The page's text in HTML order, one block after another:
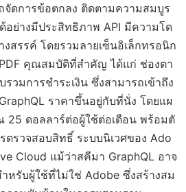
ดการข้อตกลง ติดตามความสมบูร
อย่างมีประสิทธิภาพ API มีความโด
สรรค์ โดยรวมลายเซ็นอิเล็กทรอนิก
คุณสมบัติที่สำคัญ ได้แก่ ช่องตา
รวมการชำระเงิน ซึ่งสามารถเข้าถึง
ราคาขึ้นอยู่กับที่นั่ง โดยแผ
25 ดอลลาร์ต่อผู้ใช้ต่อเดือน พร้อมตั
ตรวจสอบสิทธิ์ ระบบนิเวศของ Ado
Cloud แม้ว่าสคีมา GraphQL อาจ
หรับผู้ใช้ที่ไม่ใช่ Adobe ซึ่งสร้างสม